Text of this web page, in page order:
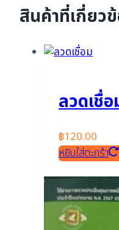
สินค้าที่เกี่ยว
ลวดเชื่
฿120.00
หยิบใส่ตะกร้า